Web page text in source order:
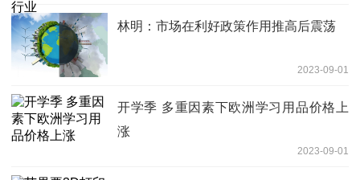
林明：市场在利好政策作用推高后震荡
2023-09-01
开学季 多重因素下欧洲学习用品价格上
涨
2023-09-01